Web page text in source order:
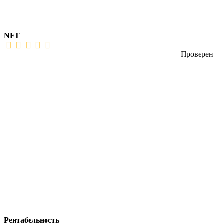
NFT
Проверен
Рентабельность